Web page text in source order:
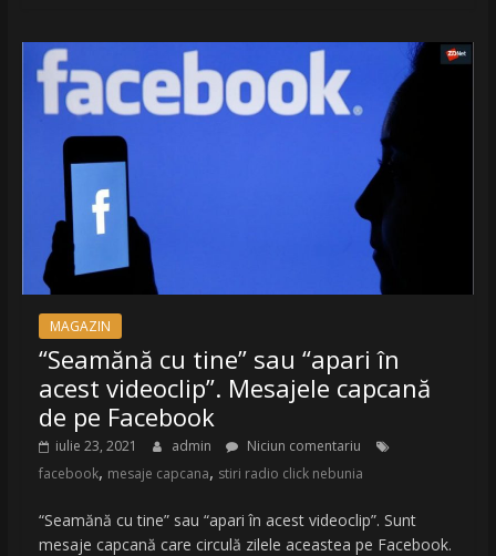
MAGAZIN
“Seamănă cu tine” sau “apari în
acest videoclip”. Mesajele capcană
de pe Facebook
iulie 23, 2021 admin
Niciun comentariu
facebook, mesaje capcana, stiri radio click nebunia
“Seamănă cu tine” sau “apari în acest videoclip”. Sunt
mesaje capcană care circulă zilele aceastea pe Facebook.